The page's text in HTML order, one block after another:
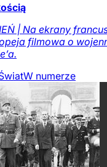
| Na ekrany
filmowa o
W numerze